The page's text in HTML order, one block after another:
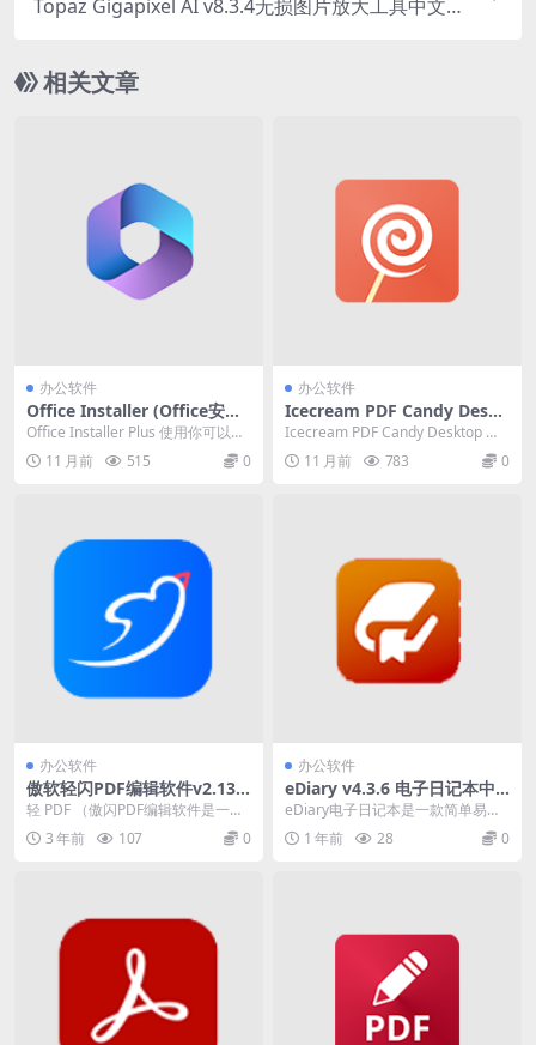
Topaz Gigapixel AI v8.3.4无损图片放大工具中文直
相关文章
办公软件
Office Installer (Office安装
工具) v1.29 官方免费版
Office Installer Plus 使用你可以在
Windows 计算机...
11 月前 515 0
办公软件
Icecream PDF Candy Deskt
op Pro (PDF转换软件) v3.15
中文破解便携式版
Icecream PDF Candy Desktop 是
一款PDF转换软件。从 ...
11 月前 783 0
办公软件
傲软轻闪PDF编辑软件v2.13.
0.4 一款操作简单的全能PDF
转换器
轻 PDF （傲闪PDF编辑软件是一款
操作简单的全能PDF转换器，轻将P
DF转换...
3 年前 107 0
办公软件
eDiary v4.3.6 电子日记本中
文绿色版下载
eDiary电子日记本是一款简单易用
的电子日记软件，可以帮助用户记
录生活中的点滴...
1 年前 28 0